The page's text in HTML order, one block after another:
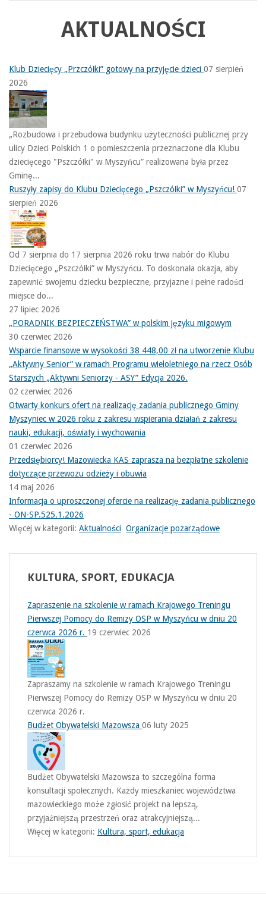
AKTUALNOŚCI
Klub Dziecięcy „Przczółki” gotowy na przyjęcie dzieci 07 sierpień
2026
„Rozbudowa i przebudowa budynku użyteczności publicznej przy
ulicy Dzieci Polskich 1 o pomieszczenia przeznaczone dla Klubu
dziecięcego "Pszczółki" w Myszyńcu” realizowana była przez
Gminę...
Ruszyły zapisy do Klubu Dziecięcego „Pszczółki” w Myszyńcu! 07
sierpień 2026
Od 7 sierpnia do 17 sierpnia 2026 roku trwa nabór do Klubu
Dziecięcego „Pszczółki” w Myszyńcu. To doskonała okazja, aby
zapewnić swojemu dziecku bezpieczne, przyjazne i pełne radości
miejsce do...
27 lipiec 2026
„PORADNIK BEZPIECZEŃSTWA” w polskim języku migowym
30 czerwiec 2026
Wsparcie finansowe w wysokości 38 448,00 zł na utworzenie Klubu
„Aktywny Senior” w ramach Programu wieloletniego na rzecz Osób
Starszych „Aktywni Seniorzy - ASY” Edycja 2026.
02 czerwiec 2026
Otwarty konkurs ofert na realizację zadania publicznego Gminy
Myszyniec w 2026 roku z zakresu wspierania działań z zakresu
nauki, edukacji, oświaty i wychowania
01 czerwiec 2026
Przedsiębiorcy! Mazowiecka KAS zaprasza na bezpłatne szkolenie
dotyczące przewozu odzieży i obuwia
14 maj 2026
Informacja o uproszczonej ofercie na realizację zadania publicznego
- ON-SP.525.1.2026
Więcej w kategorii: Aktualności Organizacje pozarządowe
KULTURA, SPORT, EDUKACJA
Zapraszenie na szkolenie w ramach Krajowego Treningu
Pierwszej Pomocy do Remizy OSP w Myszyńcu w dniu 20
czerwca 2026 r. 19 czerwiec 2026
Zapraszamy na szkolenie w ramach Krajowego Treningu
Pierwszej Pomocy do Remizy OSP w Myszyńcu w dniu 20
czerwca 2026 r.
Budżet Obywatelski Mazowsza 06 luty 2025
Budżet Obywatelski Mazowsza to szczególna forma
konsultacji społecznych. Każdy mieszkaniec województwa
mazowieckiego może zgłosić projekt na lepszą,
przyjaźniejszą przestrzeń oraz atrakcyjniejszą...
Więcej w kategorii: Kultura, sport, edukacja